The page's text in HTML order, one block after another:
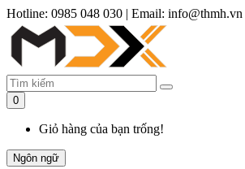
Hotline: 0985 048 030 | Email: info@thmh.vn
0
Giỏ hàng của bạn trống!
Ngôn ngữ